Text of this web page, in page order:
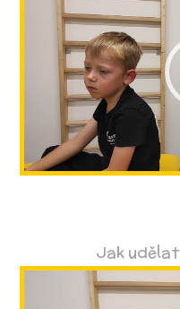
přehrávač
Jak udělat